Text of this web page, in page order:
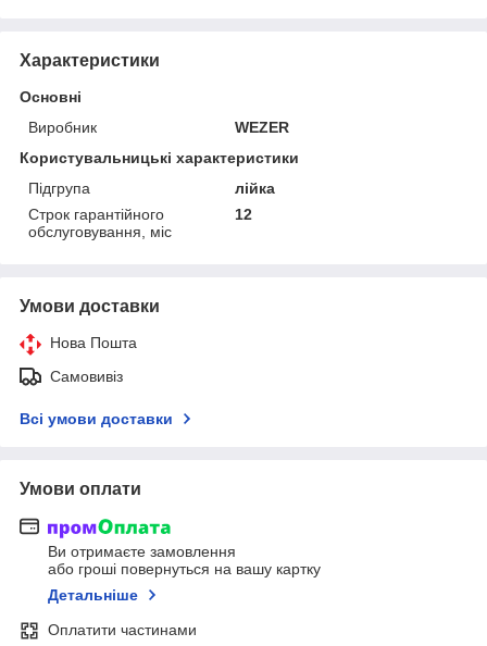
Характеристики
Основні
Виробник
WEZER
Користувальницькі характеристики
Підгрупа
лійка
Строк гарантійного
обслуговування, міс
12
Умови доставки
Нова Пошта
Самовивіз
Всі умови доставки
Умови оплати
Ви отримаєте замовлення
або гроші повернуться на вашу картку
Детальніше
Оплатити частинами